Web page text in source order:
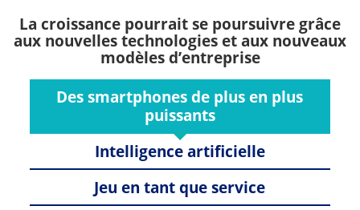
La croissance pourrait se poursuivre grâce
aux nouvelles technologies et aux nouveaux
modèles d’entreprise
Des smartphones de plus en plus
puissants
Intelligence artificielle
Jeu en tant que service